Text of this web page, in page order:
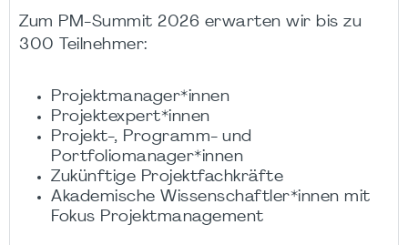
Zum PM-Summit 2026 erwarten wir bis zu
300 Teilnehmer:
Projektmanager*innen
Projektexpert*innen
Projekt-, Programm- und
Portfoliomanager*innen
Zukünftige Projektfachkräfte
Akademische Wissenschaftler*innen mit
Fokus Projektmanagement